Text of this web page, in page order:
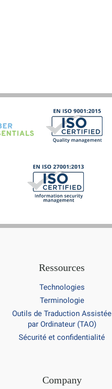
Ressources
Technologies
Terminologie
Outils de Traduction Assistée
par Ordinateur (TAO)
Sécurité et confidentialité
Company